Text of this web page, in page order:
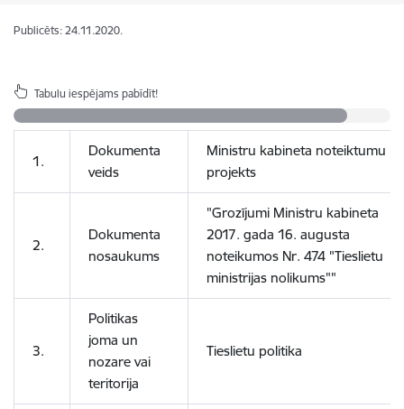
Publicēts: 24.11.2020.
Tabulu iespējams pabīdīt!
1.
Dokumenta
veids
Ministru kabineta noteiktumu
projekts
2.
Dokumenta
nosaukums
"Grozījumi Ministru kabineta
2017. gada 16. augusta
noteikumos Nr. 474 "Tieslietu
ministrijas nolikums""
3.
Politikas
joma un
nozare vai
teritorija
Tieslietu politika